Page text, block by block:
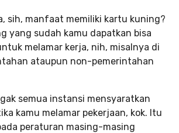
sih, manfaat memiliki kartu kuning?
yang sudah kamu dapatkan bisa
melamar kerja, nih, misalnya di
ataupun non-pemerintahan
semua instansi mensyaratkan
kamu melamar pekerjaan, kok. Itu
peraturan masing-masing